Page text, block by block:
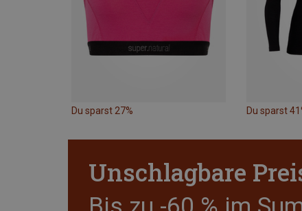
Du sparst 27% Du sparst
Unschlagbare